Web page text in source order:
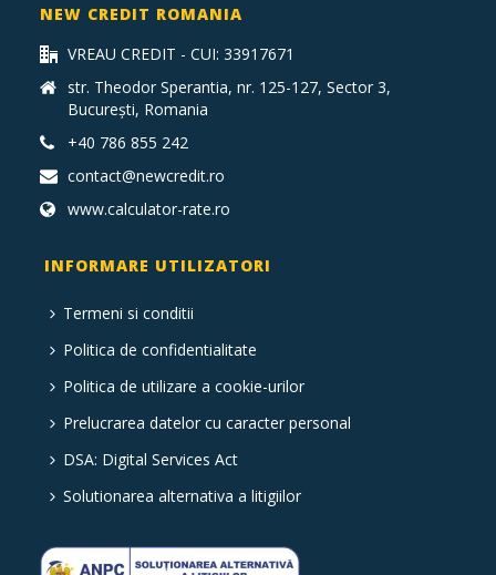
NEW CREDIT ROMANIA
VREAU CREDIT - CUI: 33917671
str. Theodor Sperantia, nr. 125-127, Sector 3,
București, Romania
+40 786 855 242
contact@newcredit.ro
www.calculator-rate.ro
INFORMARE UTILIZATORI
Termeni si conditii
Politica de confidentialitate
Politica de utilizare a cookie-urilor
Prelucrarea datelor cu caracter personal
DSA: Digital Services Act
Solutionarea alternativa a litigiilor